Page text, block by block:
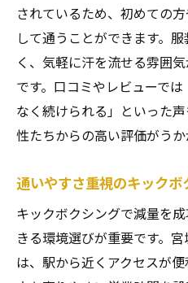
されているため、初めての
して通うことができます。
く、気軽に汗を流せる雰囲
です。口コミやレビューで
なく続けられる」といった
性たちからの高い評価がうか
通いやすさ重視のキック
キックボクシングで減量を
きる環境選びが重要です。
は、駅から近くアクセスが